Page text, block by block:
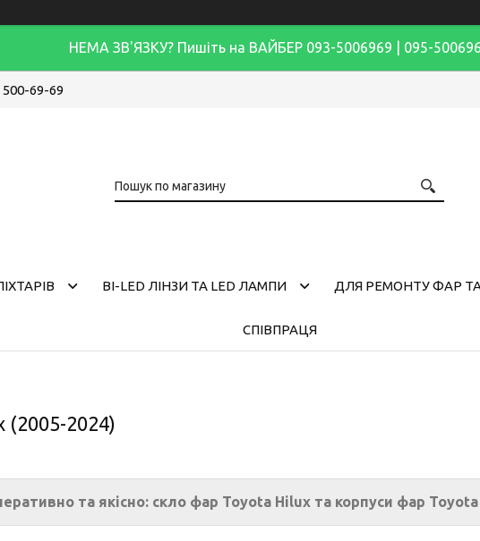
НЕМА ЗВ'ЯЗКУ? Пишіть на ВАЙБЕР 093-5006969 | 095-
500-69-69
BI-LED ЛІНЗИ ТА LED ЛАМПИ ДЛЯ РЕМОНТУ ФАР
СПІВПРАЦЯ
(2005-2024)
та якісно: скло фар Toyota Hilux та корпуси фар